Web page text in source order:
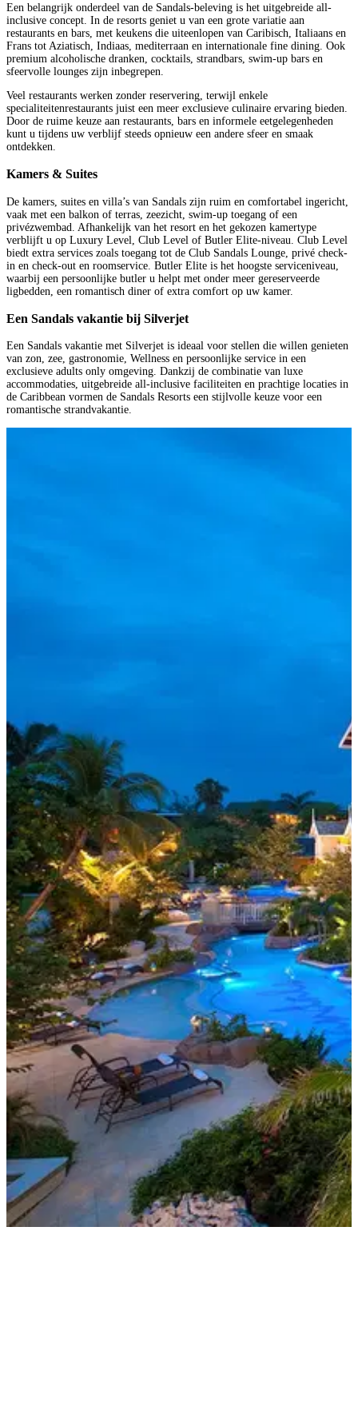
Een belangrijk onderdeel van de Sandals-beleving is het uitgebreide all-
inclusive concept. In de resorts geniet u van een grote variatie aan
restaurants en bars, met keukens die uiteenlopen van Caribisch, Italiaans en
Frans tot Aziatisch, Indiaas, mediterraan en internationale fine dining. Ook
premium alcoholische dranken, cocktails, strandbars, swim-up bars en
sfeervolle lounges zijn inbegrepen.
Veel restaurants werken zonder reservering, terwijl enkele
specialiteitenrestaurants juist een meer exclusieve culinaire ervaring bieden.
Door de ruime keuze aan restaurants, bars en informele eetgelegenheden
kunt u tijdens uw verblijf steeds opnieuw een andere sfeer en smaak
ontdekken.
Kamers & Suites
De kamers, suites en villa’s van Sandals zijn ruim en comfortabel ingericht,
vaak met een balkon of terras, zeezicht, swim-up toegang of een
privézwembad. Afhankelijk van het resort en het gekozen kamertype
verblijft u op Luxury Level, Club Level of Butler Elite-niveau. Club Level
biedt extra services zoals toegang tot de Club Sandals Lounge, privé check-
in en check-out en roomservice. Butler Elite is het hoogste serviceniveau,
waarbij een persoonlijke butler u helpt met onder meer gereserveerde
ligbedden, een romantisch diner of extra comfort op uw kamer.
Een Sandals vakantie bij Silverjet
Een Sandals vakantie met Silverjet is ideaal voor stellen die willen genieten
van zon, zee, gastronomie, Wellness en persoonlijke service in een
exclusieve adults only omgeving. Dankzij de combinatie van luxe
accommodaties, uitgebreide all-inclusive faciliteiten en prachtige locaties in
de Caribbean vormen de Sandals Resorts een stijlvolle keuze voor een
romantische strandvakantie.